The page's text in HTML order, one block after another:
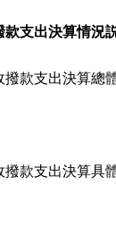
款支出決算情況
撥款支出決算總
撥款支出決算具